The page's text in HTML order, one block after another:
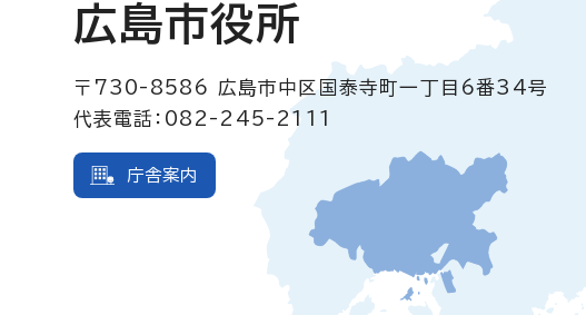
広島市役所
〒730-8586
広島市中区国泰寺町一丁目6番34号
代表電話：082-245-2111
庁舎案内